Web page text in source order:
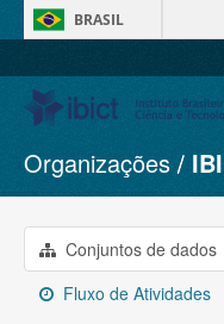
BRASIL
Conjuntos de dados
Organizações
Grupos
Sobre
Organizações
Conjuntos de dados
Fluxo de Atividades